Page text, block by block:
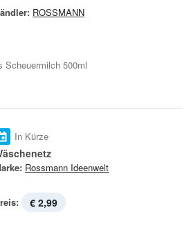
ROSSMANN
Scheuermilch 500ml
In Kürze
Rossmann Ideenwelt
€ 2,99